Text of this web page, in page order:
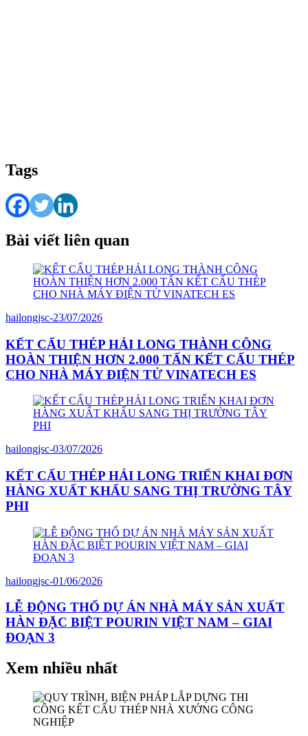
Tags
Bài viết liên quan
hailongjsc-23/07/2026
KẾT CẤU THÉP HẢI LONG THÀNH CÔNG
HOÀN THIỆN HƠN 2.000 TẤN KẾT CẤU THÉP
CHO NHÀ MÁY ĐIỆN TỬ VINATECH ES
hailongjsc-03/07/2026
KẾT CẤU THÉP HẢI LONG TRIỂN KHAI ĐƠN
HÀNG XUẤT KHẨU SANG THỊ TRƯỜNG TÂY
PHI
hailongjsc-01/06/2026
LỄ ĐỘNG THỔ DỰ ÁN NHÀ MÁY SẢN XUẤT
HÀN ĐẶC BIỆT POURIN VIỆT NAM – GIAI
ĐOẠN 3
Xem nhiều nhất